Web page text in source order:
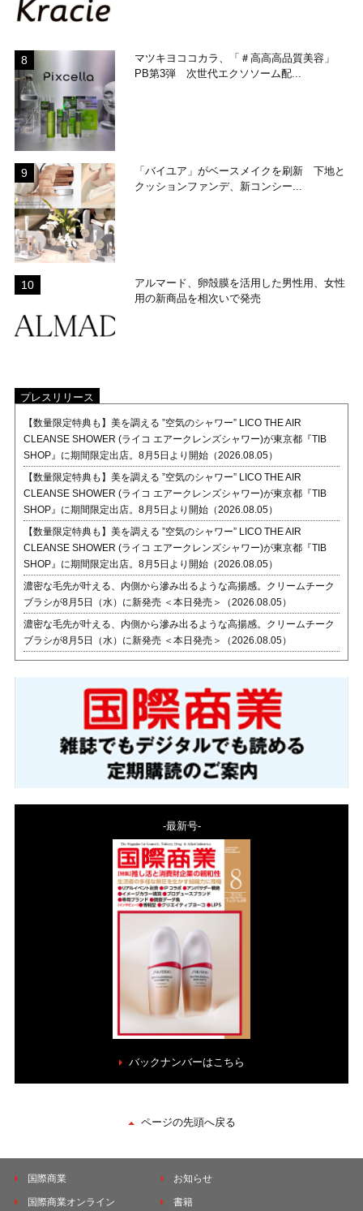
マツキヨココカラ、「＃高高高品質美容」
PB第3弾 次世代エクソソーム配...
「バイユア」がベースメイクを刷新 下地と
クッションファンデ、新コンシー...
アルマード、卵殻膜を活用した男性用、女性
用の新商品を相次いで発売
プレスリリース
【数量限定特典も】美を調える ”空気のシャワー” LICO THE AIR
CLEANSE SHOWER (ライコ エアークレンズシャワー)が東京都『TIB
SHOP』に期間限定出店。8月5日より開始（2026.08.05）
【数量限定特典も】美を調える ”空気のシャワー” LICO THE AIR
CLEANSE SHOWER (ライコ エアークレンズシャワー)が東京都『TIB
SHOP』に期間限定出店。8月5日より開始（2026.08.05）
【数量限定特典も】美を調える ”空気のシャワー” LICO THE AIR
CLEANSE SHOWER (ライコ エアークレンズシャワー)が東京都『TIB
SHOP』に期間限定出店。8月5日より開始（2026.08.05）
濃密な毛先が叶える、内側から滲み出るような高揚感。クリームチーク
ブラシが8月5日（水）に新発売 ＜本日発売＞（2026.08.05）
濃密な毛先が叶える、内側から滲み出るような高揚感。クリームチーク
ブラシが8月5日（水）に新発売 ＜本日発売＞（2026.08.05）
-最新号-
バックナンバーはこちら
ページの先頭へ戻る
国際商業
国際商業オンライン
お知らせ
書籍